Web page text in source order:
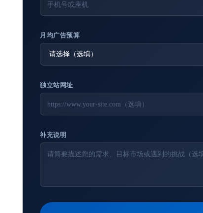
月均广告预算
独立站网址
补充说明